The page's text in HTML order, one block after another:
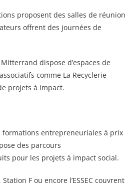
proposent des salles de réunion
offrent des journées de
dispose d’espaces de
comme La Recyclerie
projets à impact.
formations entrepreneuriales à prix
des parcours
pour les projets à impact social.
F ou encore l’ESSEC couvrent